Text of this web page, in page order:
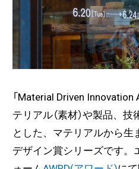
「Material Driven
テリアル（素材）や製品、
とした、マテリアルから生
デザイン賞シリーズです。